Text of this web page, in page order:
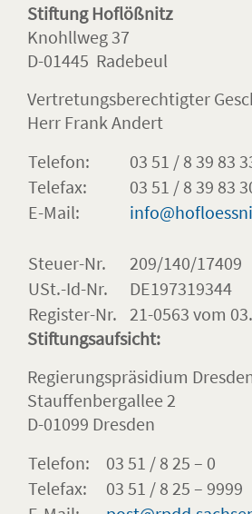
Stiftung Hoflößnitz
Knohllweg 37
D-01445 Radebeul
Vertretungsberechtigter
Herr Frank Andert
Telefon:
03 51 / 8 39 83
Telefax:
03 51 / 8 39 83
E-Mail:
Steuer-Nr.
209/140/17409
USt.-Id-Nr.
DE197319344
Register-Nr. 21-0563 vom
Stiftungsaufsicht:
Regierungspräsidium
Stauffenbergallee 2
D-01099 Dresden
Telefon:
03 51 / 8 25 – 0
Telefax:
03 51 / 8 25 – 9999